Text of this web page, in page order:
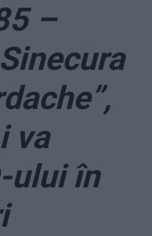
–
va
ului în